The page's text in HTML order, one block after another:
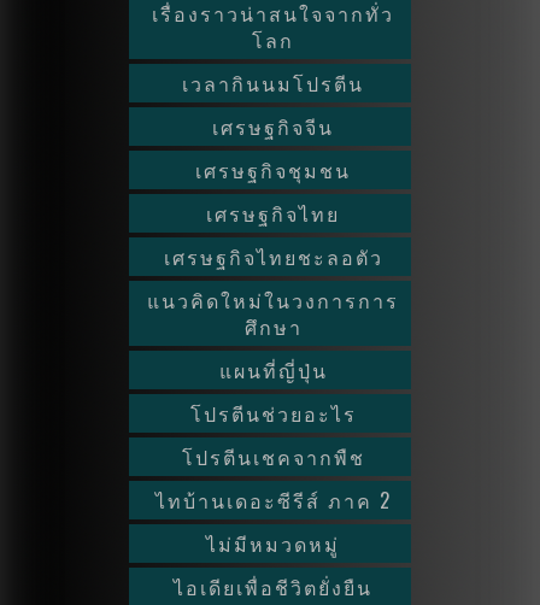
เรื่องราวน่าสนใจจากทั่ว
โลก
เวลากินนมโปรตีน
เศรษฐกิจจีน
เศรษฐกิจชุมชน
เศรษฐกิจไทย
เศรษฐกิจไทยชะลอตัว
แนวคิดใหม่ในวงการการ
ศึกษา
แผนที่ญี่ปุ่น
โปรตีนช่วยอะไร
โปรตีนเชคจากพืช
ไทบ้านเดอะซีรีส์ ภาค 2
ไม่มีหมวดหมู่
ไอเดียเพื่อชีวิตยั่งยืน